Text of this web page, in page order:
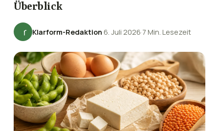
Überblick
Klarform-Redaktion·6. Juli 2026·7 Min. Lesezeit